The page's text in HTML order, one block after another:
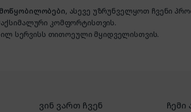
, ასევე უზრუნველყოთ ჩვენი
კომფორტისთვის.
სერვისს თითოეული მყიდველისთვის.
ვინ ვართ ჩვენ ჩემი